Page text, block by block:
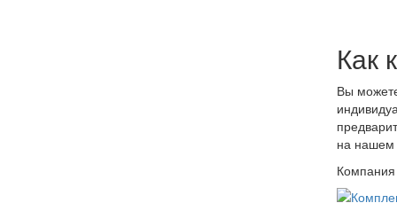
Как
Вы
на нашем